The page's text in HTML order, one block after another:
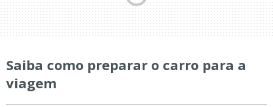
Saiba como preparar o carro para a
viagem